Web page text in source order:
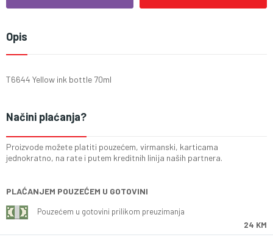
Opis
T6644 Yellow ink bottle 70ml
Načini plaćanja?
Proizvode možete platiti pouzećem, virmanski, karticama
jednokratno, na rate i putem kreditnih linija naših partnera.
PLAĆANJEM POUZEĆEM U GOTOVINI
Pouzećem u gotovini prilikom preuzimanja
24 KM